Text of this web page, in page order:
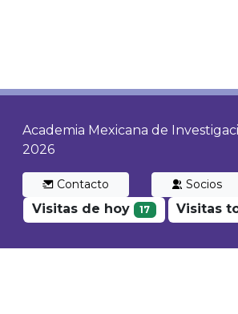
Academia Mexicana de
2026
Contacto Socios
Visitas de hoy 17 Visitas